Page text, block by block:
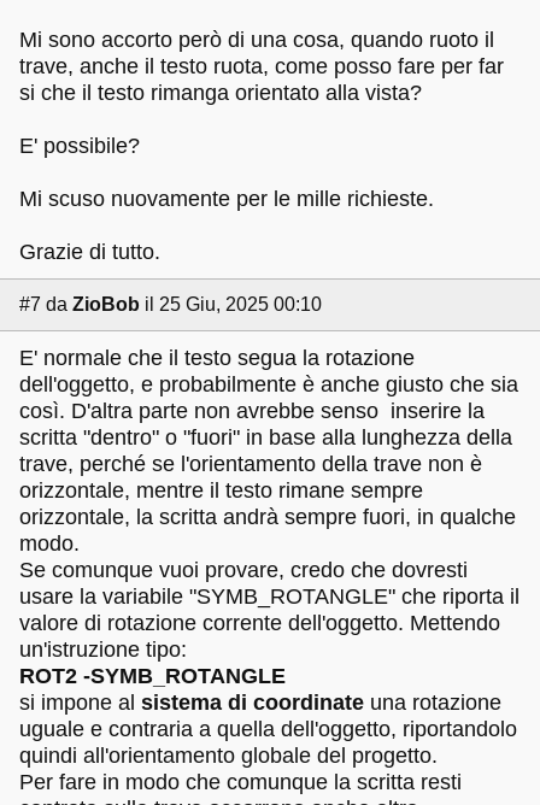
Mi sono accorto però di una cosa, quando ruoto il
trave, anche il testo ruota, come posso fare per far
si che il testo rimanga orientato alla vista?
E' possibile?
Mi scuso nuovamente per le mille richieste.
Grazie di tutto.
#7 da ZioBob il 25 Giu, 2025 00:10
E' normale che il testo segua la rotazione
dell'oggetto, e probabilmente è anche giusto che sia
così. D'altra parte non avrebbe senso inserire la
scritta "dentro" o "fuori" in base alla lunghezza della
trave, perché se l'orientamento della trave non è
orizzontale, mentre il testo rimane sempre
orizzontale, la scritta andrà sempre fuori, in qualche
modo.
Se comunque vuoi provare, credo che dovresti
usare la variabile "SYMB_ROTANGLE" che riporta il
valore di rotazione corrente dell'oggetto. Mettendo
un'istruzione tipo:
ROT2 -SYMB_ROTANGLE
si impone al sistema di coordinate una rotazione
uguale e contraria a quella dell'oggetto, riportandolo
quindi all'orientamento globale del progetto.
Per fare in modo che comunque la scritta resti